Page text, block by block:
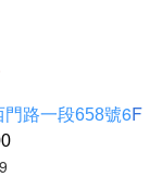
門路一段658號6F